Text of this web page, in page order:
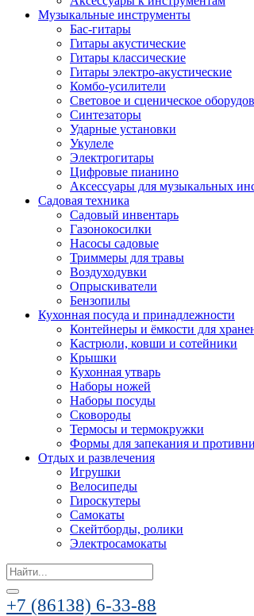
Музыкальные инструменты
Бас-гитары
Гитары акустические
Гитары классические
Гитары электро-акустические
Комбо-усилители
Световое и сценическое
Синтезаторы
Ударные установки
Укулеле
Электрогитары
Цифровые пианино
Аксессуары для музыкальных
Садовая техника
Садовый инвентарь
Газонокосилки
Насосы садовые
Триммеры для травы
Воздуходувки
Опрыскиватели
Бензопилы
Кухонная посуда и принадлежности
Контейнеры и ёмкости для
Кастрюли, ковши и сотейники
Крышки
Кухонная утварь
Наборы ножей
Наборы посуды
Сковороды
Термосы и термокружки
Формы для запекания и противни
Отдых и развлечения
Игрушки
Велосипеды
Гироскутеры
Самокаты
Скейтборды, ролики
Электросамокаты
Search
for:
+7 (86138) 6-33-88